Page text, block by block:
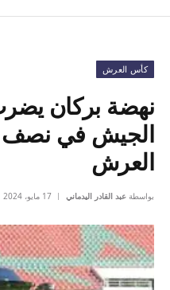
كأس العرش
نهضة بركان
الجيش في نصف
العرش
بواسطة عبد القادر اليدماني 17 مايو، 2024